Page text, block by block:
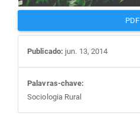
PDF
Publicado: jun. 13, 2014
Palavras-chave:
Sociologia Rural